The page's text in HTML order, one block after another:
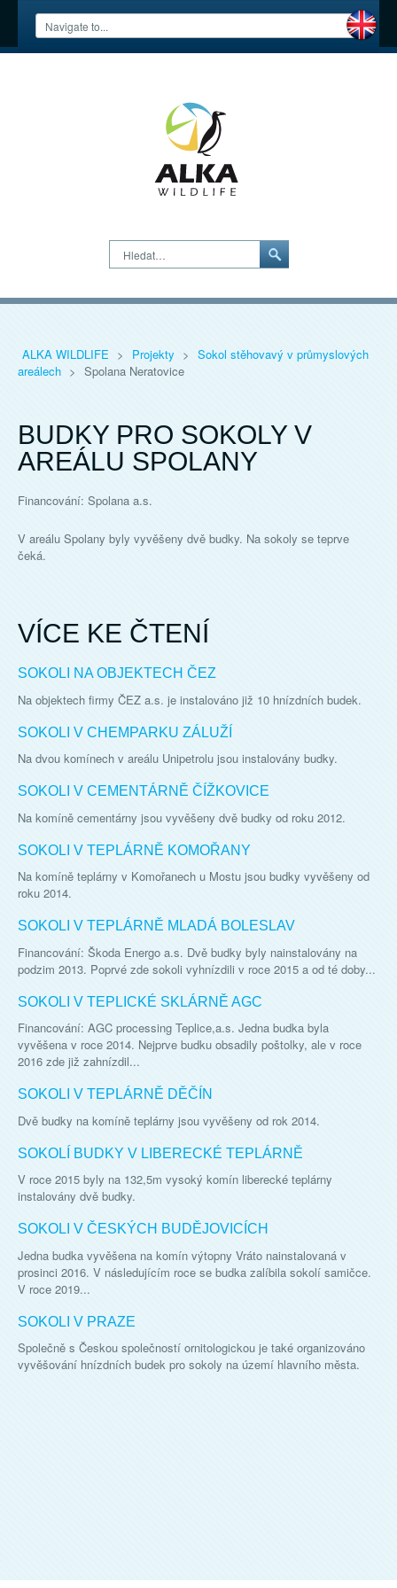
Hledat…
ALKA WILDLIFE > Projekty > Sokol stěhovavý v průmyslových
areálech > Spolana Neratovice
BUDKY PRO SOKOLY V
AREÁLU SPOLANY
Financování: Spolana a.s.
V areálu Spolany byly vyvěšeny dvě budky. Na sokoly se teprve
čeká.
VÍCE KE ČTENÍ
SOKOLI NA OBJEKTECH ČEZ
Na objektech firmy ČEZ a.s. je instalováno již 10 hnízdních budek.
SOKOLI V CHEMPARKU ZÁLUŽÍ
Na dvou komínech v areálu Unipetrolu jsou instalovány budky.
SOKOLI V CEMENTÁRNĚ ČÍŽKOVICE
Na komíně cementárny jsou vyvěšeny dvě budky od roku 2012.
SOKOLI V TEPLÁRNĚ KOMOŘANY
Na komíně teplárny v Komořanech u Mostu jsou budky vyvěšeny od
roku 2014.
SOKOLI V TEPLÁRNĚ MLADÁ BOLESLAV
Financování: Škoda Energo a.s. Dvě budky byly nainstalovány na
podzim 2013. Poprvé zde sokoli vyhnízdili v roce 2015 a od té doby...
SOKOLI V TEPLICKÉ SKLÁRNĚ AGC
Financování: AGC processing Teplice,a.s. Jedna budka byla
vyvěšena v roce 2014. Nejprve budku obsadily poštolky, ale v roce
2016 zde již zahnízdil...
SOKOLI V TEPLÁRNĚ DĚČÍN
Dvě budky na komíně teplárny jsou vyvěšeny od rok 2014.
SOKOLÍ BUDKY V LIBERECKÉ TEPLÁRNĚ
V roce 2015 byly na 132,5m vysoký komín liberecké teplárny
instalovány dvě budky.
SOKOLI V ČESKÝCH BUDĚJOVICÍCH
Jedna budka vyvěšena na komín výtopny Vráto nainstalovaná v
prosinci 2016. V následujícím roce se budka zalíbila sokolí samičce.
V roce 2019...
SOKOLI V PRAZE
Společně s Českou společností ornitologickou je také organizováno
vyvěšování hnízdních budek pro sokoly na území hlavního města.